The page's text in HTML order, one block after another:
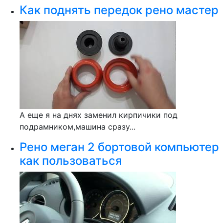
Как поднять передок рено мастер
А еще я на днях заменил кирпичики под
подрамником,машина сразу...
Рено меган 2 бортовой компьютер
как пользоваться